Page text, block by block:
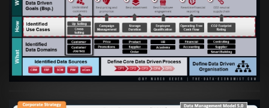
Artikel:
Business Case orientierte
Etablierung einer Data Driven Company
VIEW